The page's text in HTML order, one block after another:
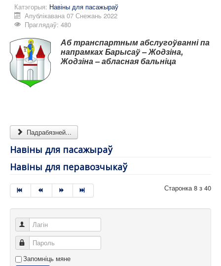
Катэгорыя: Навіны для пасажыраў
Апублікавана 07 Снежань 2022
Праглядаў: 480
Аб транспартным абслугоўванні па
напрамках Барысаў – Жодзіна,
Жодзіна – абласная бальніца
Падрабязней...
Навіны для пасажыраў
Навіны для перавозчыкаў
Старонка 8 з 40
Лагін
Пароль
Запомніць мяне